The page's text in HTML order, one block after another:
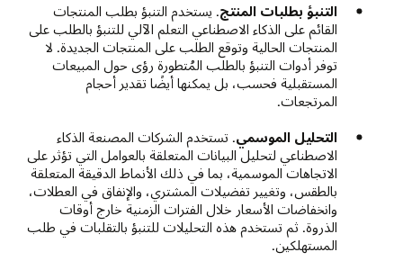
التنبؤ بطلبات المنتج. يستخدم التنبؤ بطلب المنتجات
القائم على الذكاء الاصطناعي التعلم الآلي للتنبؤ بالطلب على
المنتجات الحالية وتوقع الطلب على المنتجات الجديدة. لا
توفر أدوات التنبؤ بالطلب المُتطورة رؤى حول المبيعات
المستقبلية فحسب، بل يمكنها أيضًا تقدير أحجام
المرتجعات.
التحليل الموسمي. تستخدم الشركات المصنعة الذكاء
الاصطناعي لتحليل البيانات المتعلقة بالعوامل التي تؤثر على
الاتجاهات الموسمية، بما في ذلك الأنماط الدقيقة المتعلقة
بالطقس، وتغيير تفضيلات المشتري، والإنفاق في العطلات،
وانخفاضات الأسعار خلال الفترات الزمنية خارج أوقات
الذروة. ثم تستخدم هذه التحليلات للتنبؤ بالتقلبات في طلب
المستهلكين.